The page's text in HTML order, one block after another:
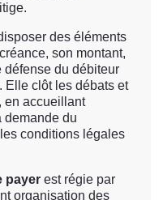
des éléments
son montant,
du débiteur
Elle clôt les débats et
en accueillant
demande du
conditions légales
payer est régie par
organisation des